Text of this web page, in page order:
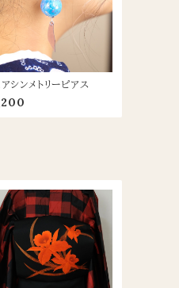
シンメトリーピアス